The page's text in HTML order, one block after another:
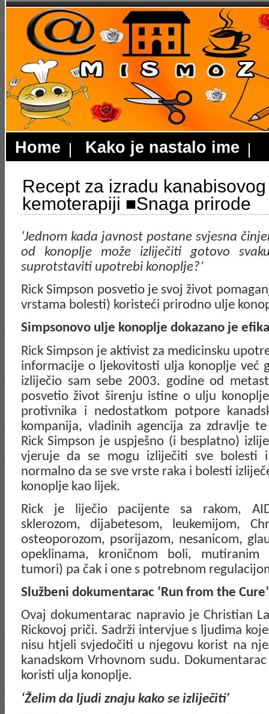
Home Kako je nastalo ime
Recept za izradu
kemoterapiji ■Snaga prirode
‘Jednom kada javnost postane svjesna
od konoplje može izliječiti gotovo
suprotstaviti upotrebi konoplje?’
Rick Simpson posvetio je svoj život
vrstama bolesti) koristeći prirodno ulje
Simpsonovo ulje konoplje dokazano je
Rick Simpson je aktivist za medicinsku
informacije o ljekovitosti ulja konoplje već
izliječio sam sebe 2003. godine od
posvetio život širenju istine o ulju
protivnika i nedostatkom potpore
kompanija, vladinih agencija za zdravlje
Rick Simpson je uspješno (i besplatno)
vjeruje da se mogu izliječiti sve bolesti
normalno da se sve vrste raka i bolesti
konoplje kao lijek.
Rick je liječio pacijente sa rakom,
sklerozom, dijabetesom, leukemijom,
osteoporozom, psorijazom, nesanicom,
opeklinama, kroničnom boli, mutiranim
tumori) pa čak i one s potrebnom
Službeni dokumentarac ‘Run from the Cure’
Ovaj dokumentarac napravio je Christian
Rickovoj priči. Sadrži intervjue s ljudima
nisu htjeli svjedočiti u njegovu korist na
kanadskom Vrhovnom sudu.
koristi ulja konoplje.
‘Želim da ljudi znaju kako se izliječiti’